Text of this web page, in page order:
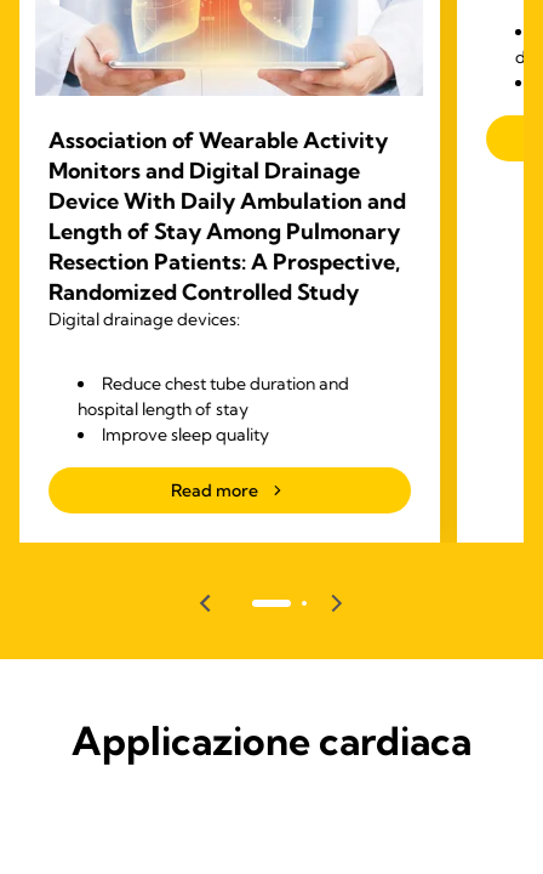
Association of Wearable Activity
Monitors and Digital Drainage
Device With Daily Ambulation and
Length of Stay Among Pulmonary
Resection Patients: A Prospective,
Randomized Controlled Study
Digital drainage devices:
Reduce chest tube duration and
hospital length of stay
Improve sleep quality
Read more
Applicazione cardiaca